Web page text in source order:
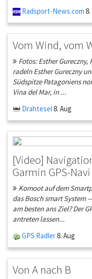
Radsport-News.com
Vom Wind, vom
Fotos: Esther
radeln Esther Gureczny
Südspitze Patagoniens
Vina del Mar, in ...
Drahtesel8. Aug
[Video]
Garmin GPS-
Komoot auf dem
das Bosch smart System
am besten ans Ziel? Der
antreten lassen...
GPS Radler8. Aug
Von A nach B